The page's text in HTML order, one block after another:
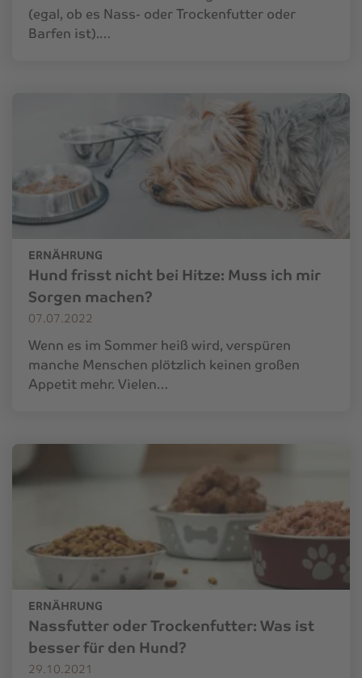
(egal, ob es Nass- oder Trockenfutter oder
Barfen ist).…
ERNÄHRUNG
Hund frisst nicht bei Hitze: Muss ich mir
Sorgen machen?
07.07.2022
Wenn es im Sommer heiß wird, verspüren
manche Menschen plötzlich keinen großen
Appetit mehr. Vielen…
ERNÄHRUNG
Nassfutter oder Trockenfutter: Was ist
besser für den Hund?
29.10.2021